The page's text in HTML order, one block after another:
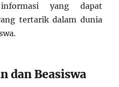
yang dapat
tertarik dalam dunia
dan Beasiswa